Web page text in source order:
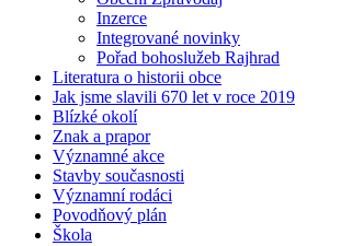
Inzerce
Integrované novinky
Pořad bohoslužeb Rajhrad
Literatura o historii obce
Jak jsme slavili 670 let v roce 2019
Blízké okolí
Znak a prapor
Významné akce
Stavby současnosti
Významní rodáci
Povodňový plán
Škola